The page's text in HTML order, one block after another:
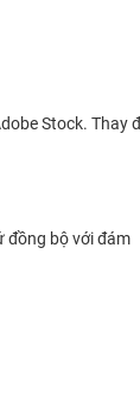
Stock. Thay
đồng bộ với đám